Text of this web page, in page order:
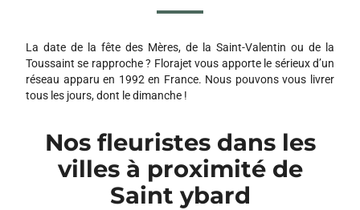
La date de la fête des Mères, de la Saint-Valentin ou de la
Toussaint se rapproche ? Florajet vous apporte le sérieux d’un
réseau apparu en 1992 en France. Nous pouvons vous livrer
tous les jours, dont le dimanche !
Nos fleuristes dans les
villes à proximité de
Saint ybard